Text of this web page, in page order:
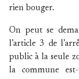
rien bouger.
On peut se
l’article 3 de
public à la seule
la commune